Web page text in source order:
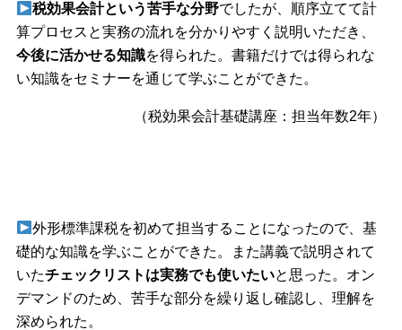
税効果会計という苦手な分野でしたが、順序立てて計
算プロセスと実務の流れを分かりやすく説明いただき、
今後に活かせる知識を得られた。書籍だけでは得られな
い知識をセミナーを通じて学ぶことができた。
（税効果会計基礎講座：担当年数2年）
外形標準課税を初めて担当することになったので、基
礎的な知識を学ぶことができた。また講義で説明されて
いたチェックリストは実務でも使いたいと思った。オン
デマンドのため、苦手な部分を繰り返し確認し、理解を
深められた。